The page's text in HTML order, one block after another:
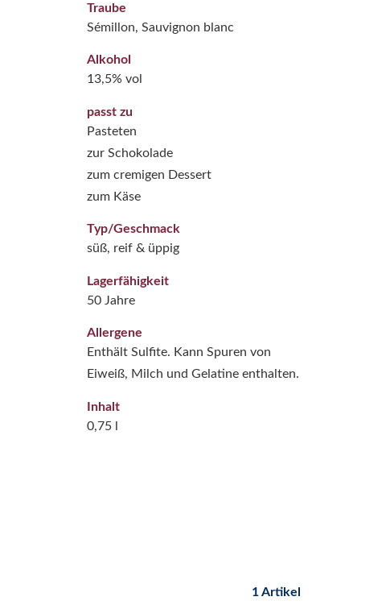
Traube
Sémillon, Sauvignon blanc
Alkohol
13,5% vol
passt zu
Pasteten
zur Schokolade
zum cremigen Dessert
zum Käse
Typ/Geschmack
süß, reif & üppig
Lagerfähigkeit
50 Jahre
Allergene
Enthält Sulfite. Kann Spuren von
Eiweiß, Milch und Gelatine enthalten.
Inhalt
0,75 l
1 Artikel